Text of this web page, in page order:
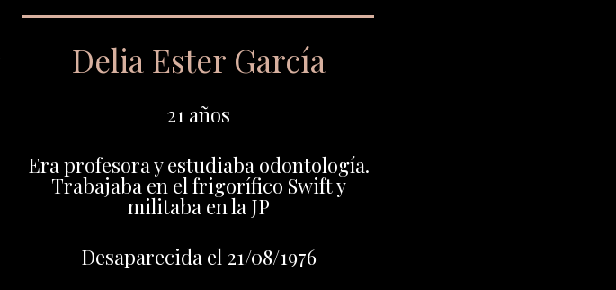
Delia Ester García
21 años
Era profesora y estudiaba odontología.
Trabajaba en el frigorífico Swift y
militaba en la JP
Desaparecida el 21/08/1976